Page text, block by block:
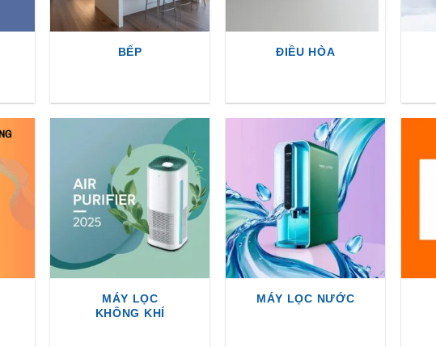
BẾP ĐIỀU HÒA
MÁY LỌC
KHÔNG KHÍ
MÁY LỌC NƯỚC